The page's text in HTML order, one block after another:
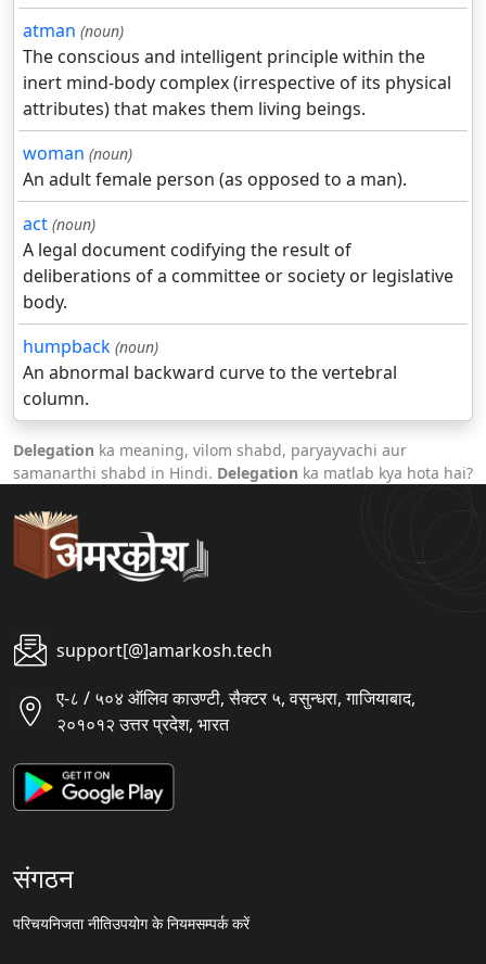
atman (noun)
The conscious and intelligent principle within the
inert mind-body complex (irrespective of its physical
attributes) that makes them living beings.
woman (noun)
An adult female person (as opposed to a man).
act (noun)
A legal document codifying the result of
deliberations of a committee or society or legislative
body.
humpback (noun)
An abnormal backward curve to the vertebral
column.
Delegation ka meaning, vilom shabd, paryayvachi aur
samanarthi shabd in Hindi. Delegation ka matlab kya hota hai?
support[@]amarkosh.tech
ए-८ / ५०४ ऑलिव काउण्टी, सैक्टर ५, वसुन्धरा, गाजियाबाद,
२०१०१२ उत्तर प्रदेश, भारत
संगठन
परिचयनिजता नीतिउपयोग के नियमसम्पर्क करें